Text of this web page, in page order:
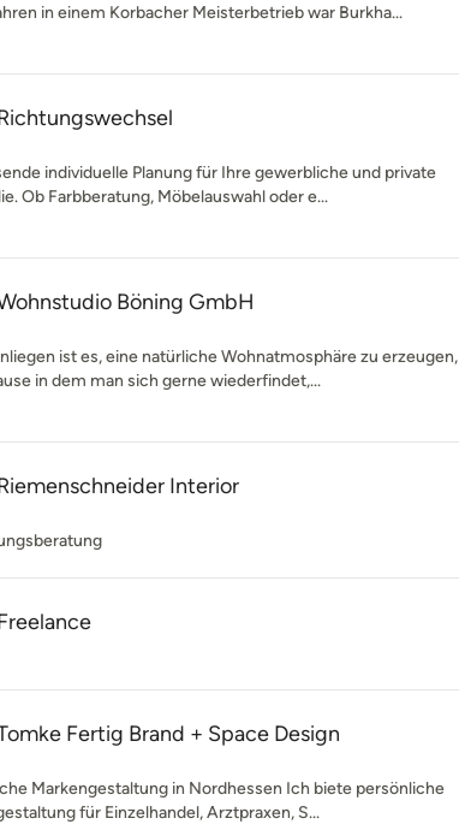
in einem Korbacher Meisterbetrieb war Burkha...
individuelle Planung für Ihre gewerbliche und private
Ob Farbberatung, Möbelauswahl oder e...
Böning GmbH
ist es, eine natürliche Wohnatmosphäre zu erzeugen,
in dem man sich gerne wiederfindet,...
Interior
Fertig Brand + Space Design
Markengestaltung in Nordhessen Ich biete persönliche
für Einzelhandel, Arztpraxen, S...